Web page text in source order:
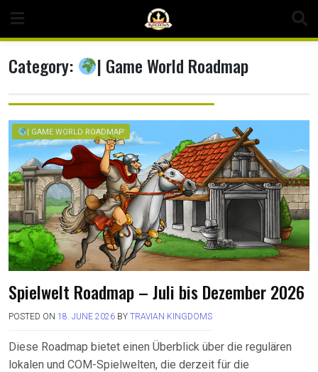
content
Category: | Game World Roadmap
| GAME WORLD ROADMAP
Spielwelt Roadmap – Juli bis Dezember 2026
POSTED ON 18. JUNE 2026 BY TRAVIAN KINGDOMS
Diese Roadmap bietet einen Überblick über die regulären
lokalen und COM-Spielwelten, die derzeit für die